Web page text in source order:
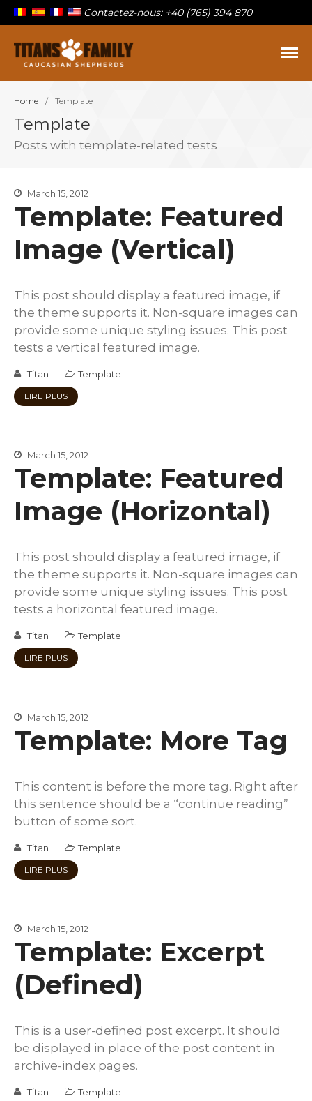
Nos titans
Contact
Contactez-nous: +40 (765) 394 870
Home / Template
Template
Posts with template-related tests
March 15, 2012
Template: Featured
Image (Vertical)
This post should display a featured image, if
the theme supports it. Non-square images can
provide some unique styling issues. This post
tests a vertical featured image.
Titan Template
LIRE PLUS
March 15, 2012
Template: Featured
Image (Horizontal)
This post should display a featured image, if
the theme supports it. Non-square images can
provide some unique styling issues. This post
tests a horizontal featured image.
Titan Template
LIRE PLUS
March 15, 2012
Template: More Tag
This content is before the more tag. Right after
this sentence should be a “continue reading”
button of some sort.
Titan Template
LIRE PLUS
March 15, 2012
Template: Excerpt
(Defined)
This is a user-defined post excerpt. It should
be displayed in place of the post content in
archive-index pages.
Titan Template